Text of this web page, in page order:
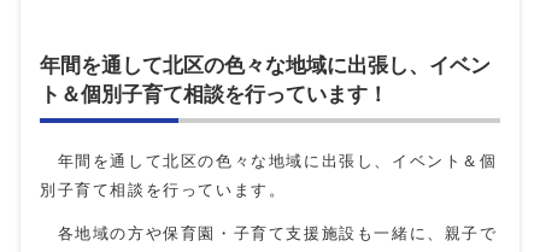
年間を通して北区の色々な地域に出張し、イベン
ト＆個別子育て相談を行っています！
年間を通して北区の色々な地域に出張し、イベント＆個
別子育て相談を行っています。
各地域の方や保育園・子育て支援施設も一緒に、親子で